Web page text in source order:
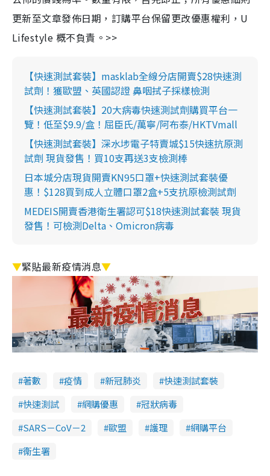
更新至文章發佈日期，訂購平台保留更改優惠權利，U
Lifestyle 概不負責。>>
【快速測試套裝】masklab全線分店開賣$28快速測
試劑！獲歐盟、英國認證 鼻咽拭子採樣檢測
【快速測試套裝】20大病毒快速測試劑購買平台一
覽！低至$9.9/盒！屈臣氏/萬寧/阿布泰/HKTVmall
【快速測試套裝】深水埗電子特賣城$15快速抗原測
試劑 現貨發售！買10支再送3支檢測棒
日本城分店現貨開賣KN95口罩+快速測試套裝優
惠！$128買到成人立體口罩2盒+5支抗原檢測試劑
MEDEIS開賣香港衛生署認可$18快速測試套裝 現貨
發售！可檢測Delta、Omicron病毒
▼緊貼最新疫情消息▼
著數 疫情 新冠肺炎
快速測試套裝
快速測試
網購優惠
冠狀病毒
SARS－CoV－2
歐盟 護理
網購平台
衞生署